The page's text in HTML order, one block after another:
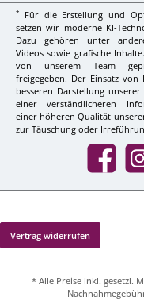
*
Für die Erstellung und
setzen wir moderne KI-
Dazu gehören unter
Videos sowie grafische
von unserem Team
freigegeben. Der Einsatz
besseren Darstellung
einer verständlicheren
einer höheren Qualität
zur Täuschung oder
Facebook
Vertrag widerrufen
* Alle Preise inkl. gesetzl.